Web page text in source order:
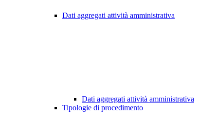
Dati aggregati attività amministrativa
Dati aggregati attività amministrativa
Tipologie di procedimento